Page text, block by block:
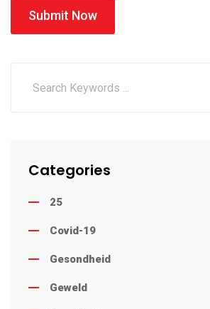
Submit Now
Categories
25
Covid-19
Gesondheid
Geweld